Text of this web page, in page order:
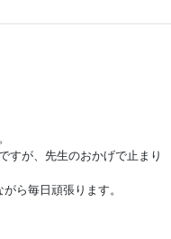
すが、先生のおかげで止まり
ら毎日頑張ります。